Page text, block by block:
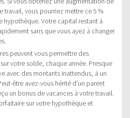
travail, vous pourriez mettre ce 5 %
hypothèque. Votre capital restant à
sans que vous ayez à changer
peuvent vous permettre des
votre solde, chaque année. Presque
avec des montants inattendus, à un
être avez-vous hérité d’un parent
un bonus de vacances à votre travail.
sur votre hypothèque et